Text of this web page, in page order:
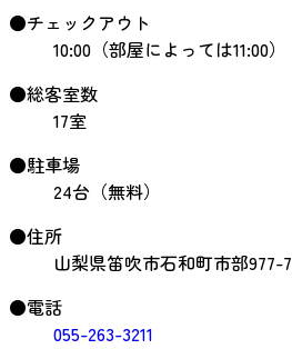
●チェックアウト
10:00（部屋によっては11:00）
●総客室数
17室
●駐車場
24台（無料）
●住所
山梨県笛吹市石和町市部977-7
●電話
055-263-3211